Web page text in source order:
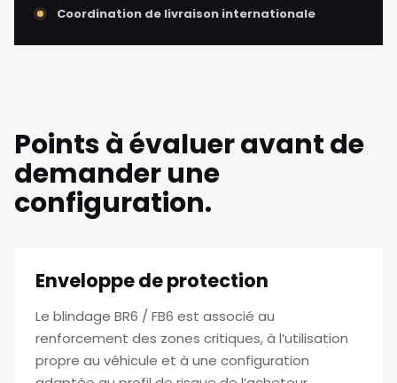
Coordination de livraison internationale
Points à évaluer avant de
demander une
configuration.
Enveloppe de protection
Le blindage BR6 / FB6 est associé au
renforcement des zones critiques, à l’utilisation
propre au véhicule et à une configuration